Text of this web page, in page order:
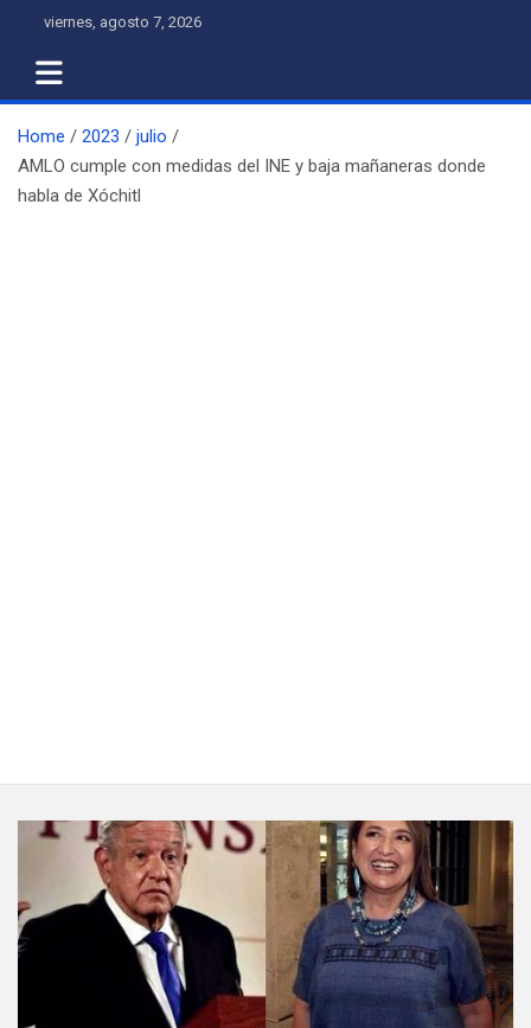
content
viernes, agosto 7, 2026
Home 2023
julio
AMLO cumple con medidas del INE y baja mañaneras donde
habla de Xóchitl